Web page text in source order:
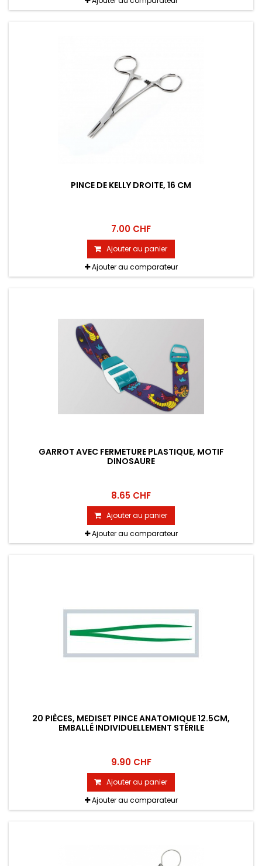
PINCE DE KELLY DROITE, 16 CM
7.00 CHF
Ajouter au panier
Ajouter au comparateur
GARROT AVEC FERMETURE PLASTIQUE, MOTIF
DINOSAURE
8.65 CHF
Ajouter au panier
Ajouter au comparateur
20 PIÈCES, MEDISET PINCE ANATOMIQUE 12.5CM,
EMBALLÉ INDIVIDUELLEMENT STÉRILE
9.90 CHF
Ajouter au panier
Ajouter au comparateur